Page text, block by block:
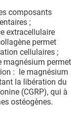
composants
;
extracellulaire
permet
cellulaires ;
magnésium permet
: le magnésium
la libération du
(CGRP), qui à
ostéogènes.